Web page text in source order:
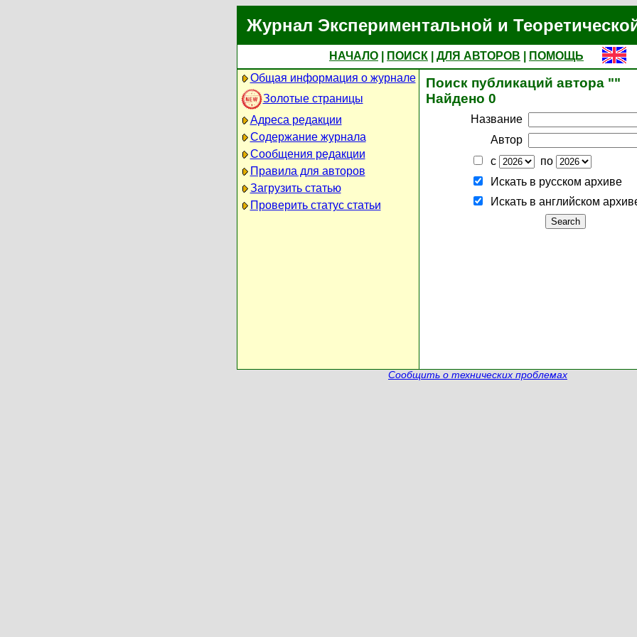
Журнал Экспериментальной и
НАЧАЛО ПОИСК ДЛЯ АВТОРОВ
ПОМОЩЬ
Общая информация о журнале
Золотые страницы
Адреса редакции
Содержание журнала
Сообщения редакции
Правила для авторов
Загрузить статью
Проверить статус статьи
Поиск публикаций автора ""
Найдено 0
Название
Автор
с
по
Искать в русском архиве
Искать в английском
Сообщить о технических проблемах